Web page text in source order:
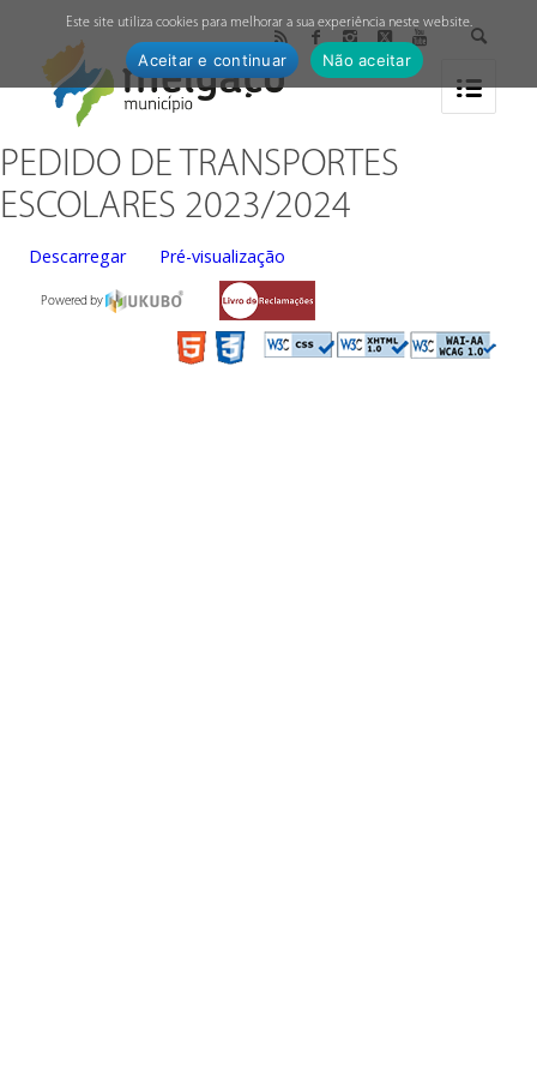
PEDIDO DE TRANSPORTES
ESCOLARES 2023/2024
Descarregar Pré-visualização
Powered by
Este site utiliza cookies para melhorar a sua experiência neste website.
Aceitar e continuar Não aceitar